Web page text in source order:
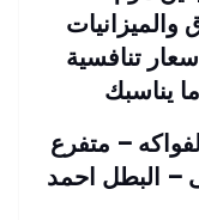
والميزانيات
تنافسية
يناسبك
: 13 شارع الفواكه – متفرع
البطل احمد